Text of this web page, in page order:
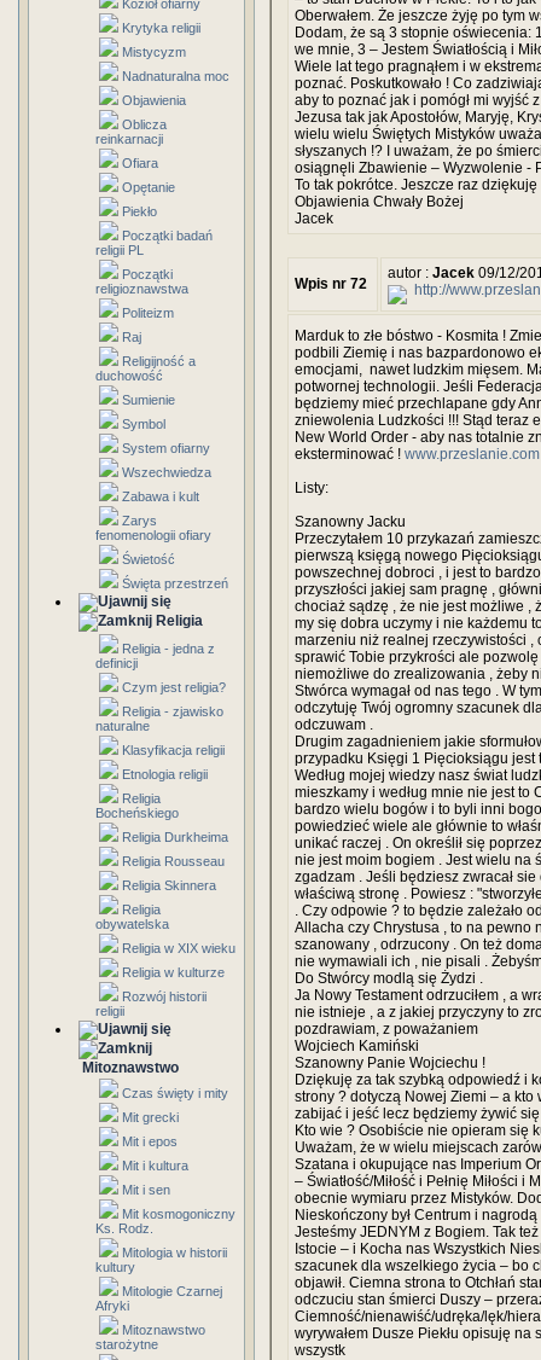
Kozioł ofiarny
Krytyka religii
Mistycyzm
Nadnaturalna moc
Objawienia
Oblicza
reinkarnacji
Ofiara
Opętanie
Piekło
Początki badań
religii PL
Początki
religioznawstwa
Politeizm
Raj
Religijność a
duchowość
Sumienie
Symbol
System ofiarny
Wszechwiedza
Zabawa i kult
Zarys
fenomenologii ofiary
Świetość
Święta przestrzeń
Religia
Religia - jedna z
definicji
Czym jest religia?
Religia - zjawisko
naturalne
Klasyfikacja religii
Etnologia religii
Religia
Bocheńskiego
Religia Durkheima
Religia Rousseau
Religia Skinnera
Religia
obywatelska
Religia w XIX wieku
Religia w kulturze
Rozwój historii
religii
Mitoznawstwo
Czas święty i mity
Mit grecki
Mit i epos
Mit i kultura
Mit i sen
Mit kosmogoniczny
Ks. Rodz.
Mitologia w historii
kultury
Mitologie Czarnej
Afryki
Mitoznawstwo
starożytne
Oberwałem. Że jeszcze żyję po tym
Dodam, że są 3 stopnie oświecenia:
we mnie, 3 – Jestem Światłością i
Wiele lat tego pragnąłem i w
poznać. Poskutkowało ! Co
aby to poznać jak i pomógł mi wyjść
Jezusa tak jak Apostołów, Maryję,
wielu wielu Świętych Mistyków
słyszanych !? I uważam, że po
osiągnęli Zbawienie – Wyzwolenie -
To tak pokrótce. Jeszcze raz
Objawienia Chwały Bożej
Jacek
Wpis nr 72
autor : Jacek09/12/
http://
Marduk to złe bóstwo - Kosmita !
podbili Ziemię i nas bazpardonowo
emocjami, nawet ludzkim mięsem.
potwornej technologii. Jeśli
będziemy mieć przechlapane gdy
zniewolenia Ludzkości !!! Stąd teraz
New World Order - aby nas totalnie
eksterminować ! www.przeslanie.com
Listy:
Szanowny Jacku
Przeczytałem 10 przykazań
pierwszą księgą nowego
powszechnej dobroci , i jest to
przyszłości jakiej sam pragnę ,
chociaż sądzę , że nie jest możliwe ,
my się dobra uczymy i nie każdemu
marzeniu niż realnej rzeczywistości ,
sprawić Tobie przykrości ale
niemożliwe do zrealizowania , żeby
Stwórca wymagał od nas tego . W
odczytuję Twój ogromny szacunek
odczuwam .
Drugim zagadnieniem jakie
przypadku Księgi 1 Pięcioksiągu jest
Według mojej wiedzy nasz świat
mieszkamy i według mnie nie jest to
bardzo wielu bogów i to byli inni
powiedzieć wiele ale głównie to
unikać raczej . On określił się
nie jest moim bogiem . Jest wielu na
zgadzam . Jeśli będziesz zwracał
właściwą stronę . Powiesz :
. Czy odpowie ? to będzie zależało
Allacha czy Chrystusa , to na pewno
szanowany , odrzucony . On też
nie wymawiali ich , nie pisali .
Do Stwórcy modlą się Żydzi .
Ja Nowy Testament odrzuciłem , a
nie istnieje , a z jakiej przyczyny to
pozdrawiam, z poważaniem
Wojciech Kamiński
Szanowny Panie Wojciechu !
Dziękuję za tak szybką odpowiedź i
strony ? dotyczą Nowej Ziemi – a
zabijać i jeść lecz będziemy żywić
Kto wie ? Osobiście nie opieram się
Uważam, że w wielu miejscach
Szatana i okupujące nas Imperium
– Światłość/Miłość i Pełnię Miłości
obecnie wymiaru przez Mistyków.
Nieskończony był Centrum i
Jesteśmy JEDNYM z Bogiem. Tak
Istocie – i Kocha nas Wszystkich
szacunek dla wszelkiego życia – bo
objawił. Ciemna strona to Otchłań
odczuciu stan śmierci Duszy –
Ciemność/nienawiść/udręka/lęk/
wyrywałem Dusze Piekłu opisuję na
wszystk